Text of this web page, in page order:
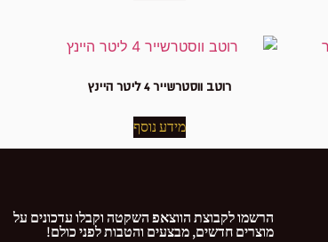
רוטב ווסטרשייר 4 ליטר היינץ
מידע נוסף
הרשמו לקבוצת הווצאפ השקטה וקבלו עדכונים על
מוצרים חדשים, מבצעים והטבות לפני כולם!